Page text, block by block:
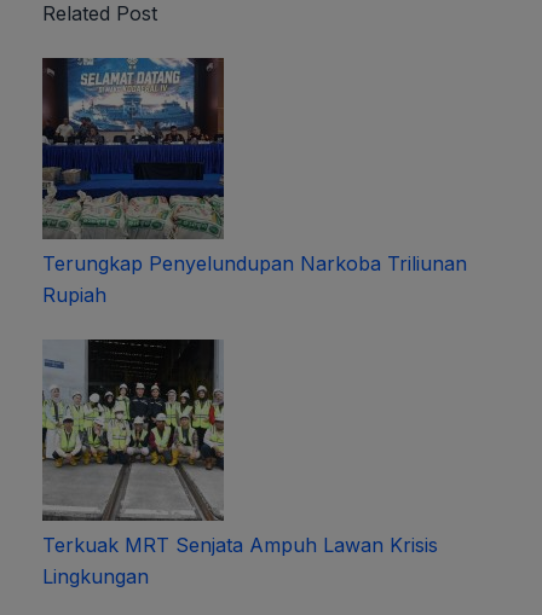
Related Post
Terungkap Penyelundupan Narkoba Triliunan
Rupiah
Terkuak MRT Senjata Ampuh Lawan Krisis
Lingkungan